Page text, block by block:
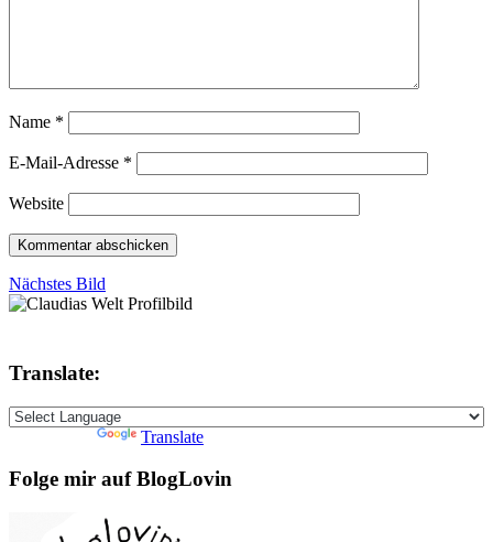
Name *
E-Mail-Adresse *
Website
Nächstes Bild
Translate:
Translate
Folge mir auf BlogLovin